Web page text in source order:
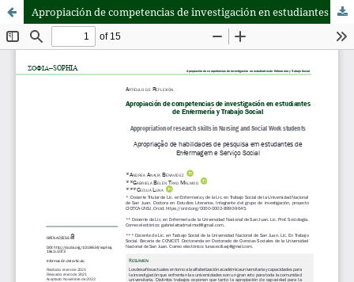
Apropiación de competencias de investigación en estudiantes de Enfermería y Trabajo Social